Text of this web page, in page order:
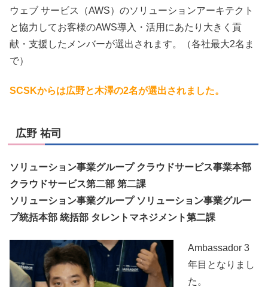
ウェブ サービス（AWS）のソリューションアーキテクト
と協力してお客様のAWS導入・活用にあたり大きく貢
献・支援したメンバーが選出されます。（各社最大2名ま
で）
SCSKからは広野と木澤の2名が選出されました。
広野 祐司
ソリューション事業グループ クラウドサービス事業本部
クラウドサービス第二部 第二課
ソリューション事業グループ ソリューション事業グルー
プ統括本部 統括部 タレントマネジメント第二課
Ambassador 3
年目となりまし
た。